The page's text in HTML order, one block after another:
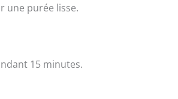
une purée lisse.
15 minutes.